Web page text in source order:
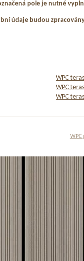
pole je nutné
údaje budou
WPC
WPC
WPC
WPC